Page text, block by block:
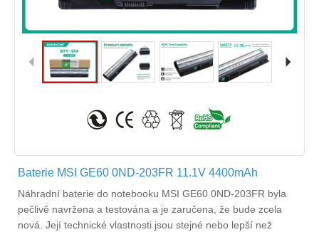
Baterie MSI GE60 0ND-203FR 11.1V 4400mAh
Náhradní baterie do notebooku MSI GE60 0ND-203FR byla
pečlivě navržena a testována a je zaručena, že bude zcela
nová. Její technické vlastnosti jsou stejné nebo lepší než